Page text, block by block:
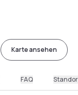
Karte ansehen
FAQ